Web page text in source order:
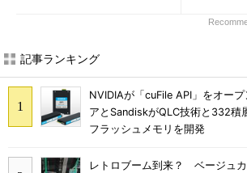
記事ランキング
NVIDIAが「cuFile API」をオー
アとSandiskがQLC技術と332積
フラッシュメモリを開発
レトロブーム到来？ ベージュ